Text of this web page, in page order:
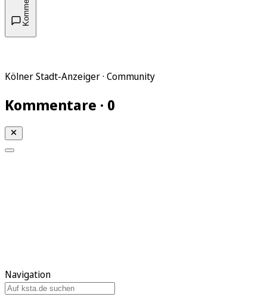
Kölner Stadt-Anzeiger · Community
Kommentare · 0
Navigation